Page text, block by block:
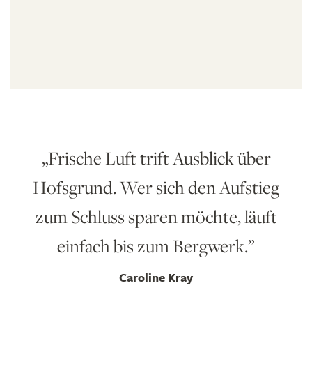
Frische Luft trift Ausblick über
Hofsgrund. Wer sich den Aufstieg
zum Schluss sparen möchte, läuft
einfach bis zum Bergwerk.
Caroline Kray